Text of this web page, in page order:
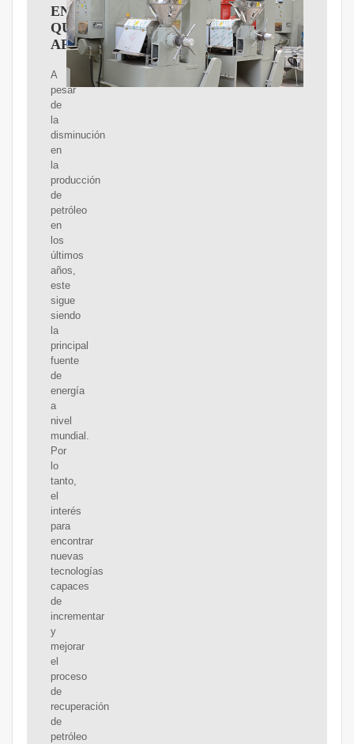
EN
QUÍMICA
APLICADA
A
pesar
de
la
disminución
en
la
producción
de
petróleo
en
los
últimos
años,
este
sigue
siendo
la
principal
fuente
de
energía
a
nivel
mundial.
Por
lo
tanto,
el
interés
para
encontrar
nuevas
tecnologías
capaces
de
incrementar
y
mejorar
el
proceso
de
recuperación
de
petróleo